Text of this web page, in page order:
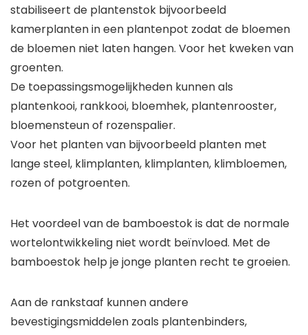
stabiliseert de plantenstok bijvoorbeeld
kamerplanten in een plantenpot zodat de bloemen
de bloemen niet laten hangen. Voor het kweken van
groenten.
De toepassingsmogelijkheden kunnen als
plantenkooi, rankkooi, bloemhek, plantenrooster,
bloemensteun of rozenspalier.
Voor het planten van bijvoorbeeld planten met
lange steel, klimplanten, klimplanten, klimbloemen,
rozen of potgroenten.
Het voordeel van de bamboestok is dat de normale
wortelontwikkeling niet wordt beïnvloed. Met de
bamboestok help je jonge planten recht te groeien.
Aan de rankstaaf kunnen andere
bevestigingsmiddelen zoals plantenbinders,